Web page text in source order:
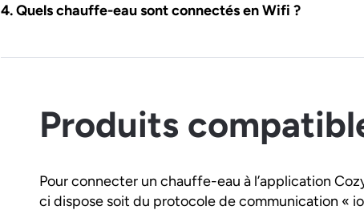
Quels chauffe-eau sont connectés en Wifi ?
Produits
Pour connecter un chauffe-eau à l’application
ci dispose soit du protocole de communication «